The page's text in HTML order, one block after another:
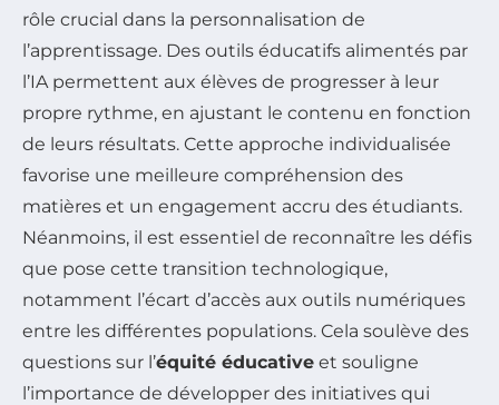
rôle crucial dans la personnalisation de
l’apprentissage. Des outils éducatifs alimentés par
l’IA permettent aux élèves de progresser à leur
propre rythme, en ajustant le contenu en fonction
de leurs résultats. Cette approche individualisée
favorise une meilleure compréhension des
matières et un engagement accru des étudiants.
Néanmoins, il est essentiel de reconnaître les défis
que pose cette transition technologique,
notamment l’écart d’accès aux outils numériques
entre les différentes populations. Cela soulève des
questions sur l’équité éducative et souligne
l’importance de développer des initiatives qui